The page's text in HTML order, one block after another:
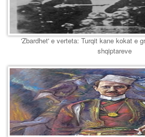
'Zbardhet' e verteta: Turqit kane kokat e
shqiptareve